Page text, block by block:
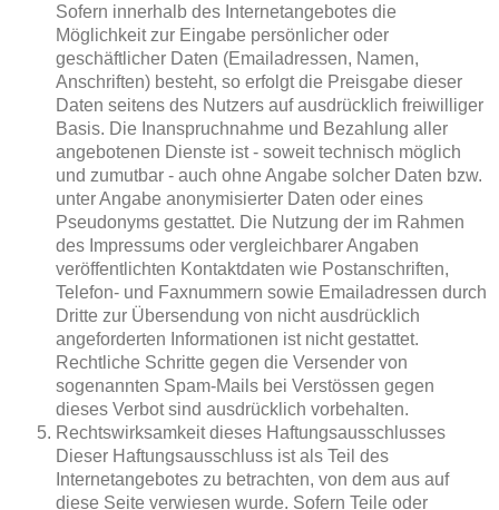
Sofern innerhalb des Internetangebotes die
Möglichkeit zur Eingabe persönlicher oder
geschäftlicher Daten (Emailadressen, Namen,
Anschriften) besteht, so erfolgt die Preisgabe dieser
Daten seitens des Nutzers auf ausdrücklich freiwilliger
Basis. Die Inanspruchnahme und Bezahlung aller
angebotenen Dienste ist - soweit technisch möglich
und zumutbar - auch ohne Angabe solcher Daten bzw.
unter Angabe anonymisierter Daten oder eines
Pseudonyms gestattet. Die Nutzung der im Rahmen
des Impressums oder vergleichbarer Angaben
veröffentlichten Kontaktdaten wie Postanschriften,
Telefon- und Faxnummern sowie Emailadressen durch
Dritte zur Übersendung von nicht ausdrücklich
angeforderten Informationen ist nicht gestattet.
Rechtliche Schritte gegen die Versender von
sogenannten Spam-Mails bei Verstössen gegen
dieses Verbot sind ausdrücklich vorbehalten.
Rechtswirksamkeit dieses Haftungsausschlusses
Dieser Haftungsausschluss ist als Teil des
Internetangebotes zu betrachten, von dem aus auf
diese Seite verwiesen wurde. Sofern Teile oder